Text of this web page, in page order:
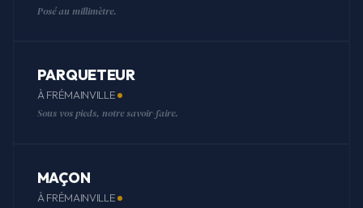
Posé au millimètre.
PARQUETEUR
À FRÉMAINVILLE
Sous vos pieds, notre savoir-faire.
MAÇON
À FRÉMAINVILLE